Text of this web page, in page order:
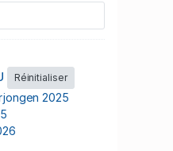
Réinitialiser
2025